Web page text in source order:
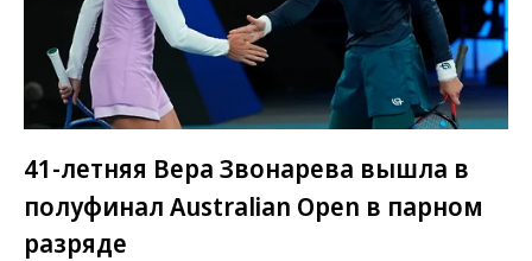
41-летняя Вера Звонарева вышла в
полуфинал Australian Open в парном
разряде